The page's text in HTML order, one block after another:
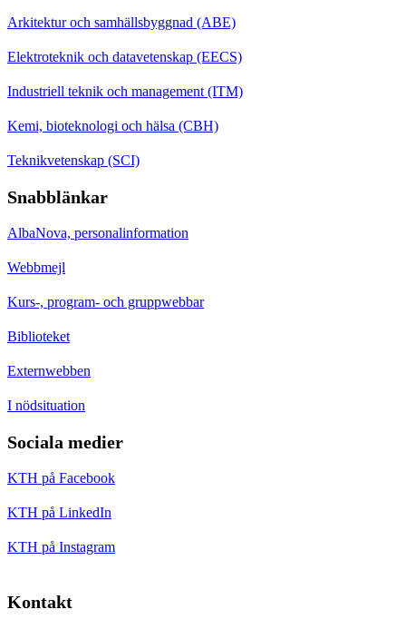
Arkitektur och samhällsbyggnad (ABE)
Elektroteknik och datavetenskap (EECS)
Industriell teknik och management (ITM)
Kemi, bioteknologi och hälsa (CBH)
Teknikvetenskap (SCI)
Snabblänkar
AlbaNova, personalinformation
Webbmejl
Kurs-, program- och gruppwebbar
Biblioteket
Externwebben
I nödsituation
Sociala medier
KTH på Facebook
KTH på LinkedIn
KTH på Instagram
Kontakt